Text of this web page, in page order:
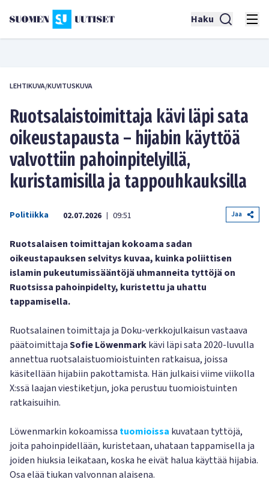
Haku
LEHTIKUVA/KUVITUSKUVA
Ruotsalaistoimittaja kävi läpi sata
oikeustapausta – hijabin käyttöä
valvottiin pahoinpitelyillä,
kuristamisilla ja tappouhkauksilla
Politiikka 02.07.2026 | 09:51 Jaa
Ruotsalaisen toimittajan kokoama sadan
oikeustapauksen selvitys kuvaa, kuinka poliittisen
islamin pukeutumissääntöjä uhmanneita tyttöjä on
Ruotsissa pahoinpidelty, kuristettu ja uhattu
tappamisella.
Ruotsalainen toimittaja ja Doku-verkkojulkaisun vastaava
päätoimittajaSofie Löwenmarkkävi läpi sata 2020-luvulla
annettua ruotsalaistuomioistuinten ratkaisua, joissa
käsitellään hijabiin pakottamista. Hän julkaisi viime viikolla
X:ssä laajan viestiketjun, joka perustuu tuomioistuinten
ratkaisuihin.
Löwenmarkin kokoamissa tuomioissa kuvataan tyttöjä,
joita pahoinpidellään, kuristetaan, uhataan tappamisella ja
joiden hiuksia leikataan, koska he eivät halua käyttää hijabia.
Osa elää tiukan valvonnan alaisena.